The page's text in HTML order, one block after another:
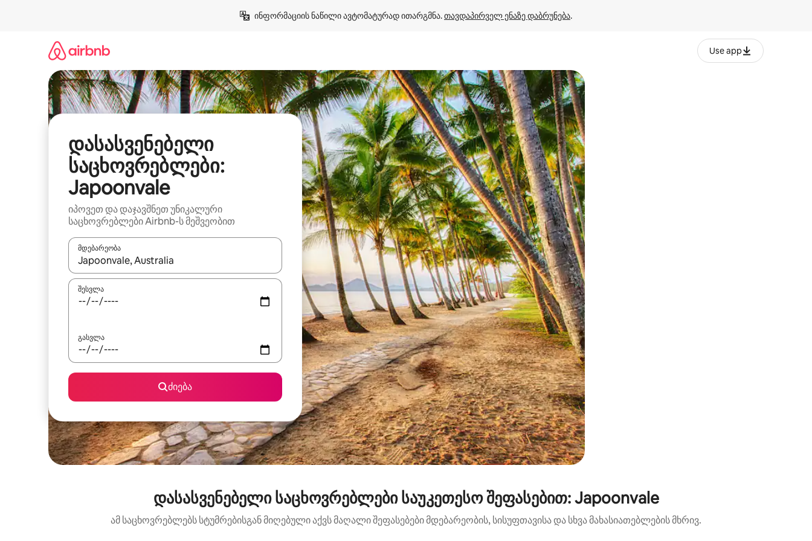
ინფორმაციის ნაწილი ავტომატურად ითარგმნა. თავდაპირველ ენაზე დაბრუნება.
Use app
დასასვენებელი
საცხოვრებლები:
Japoonvale
იპოვეთ და დაჯავშნეთ უნიკალური
საცხოვრებლები Airbnb-ს მეშვეობით
მდებარეობა
როცა შედეგები ხელმისაწვდომი გახდება, ნავიგაციისთვის გამოიყენეთ კლავიშები ზემოთ/ქვემოთ მიმართული ისრებით ან შეხებისა თუ თითის გასმის ჟესტები.
შესვლა
გასვლა
ძიება
დასასვენებელი საცხოვრებლები საუკეთესო შეფასებით: Japoonvale
ამ საცხოვრებლებს სტუმრებისგან მიღებული აქვს მაღალი შეფასებები მდებარეობის, სისუფთავისა და სხვა მახასიათებლების მხრივ.